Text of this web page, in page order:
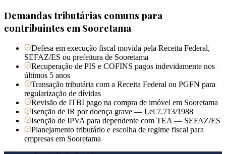
Demandas tributárias comuns para
contribuintes em Sooretama
Defesa em execução fiscal movida pela Receita Federal,
SEFAZ/ES ou prefeitura de Sooretama
Recuperação de PIS e COFINS pagos indevidamente nos
últimos 5 anos
Transação tributária com a Receita Federal ou PGFN para
regularização de dívidas
Revisão de ITBI pago na compra de imóvel em Sooretama
Isenção de IR por doença grave — Lei 7.713/1988
Isenção de IPVA para dependente com TEA — SEFAZ/ES
Planejamento tributário e escolha de regime fiscal para
empresas em Sooretama